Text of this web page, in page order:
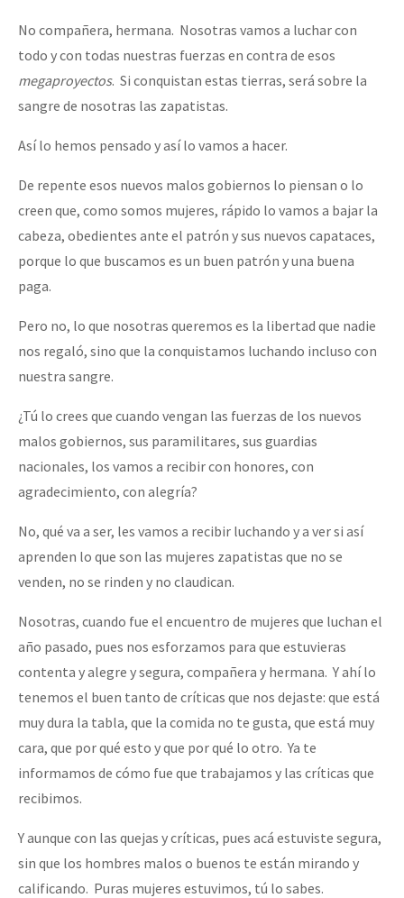
No compañera, hermana. Nosotras vamos a luchar con
todo y con todas nuestras fuerzas en contra de esos
megaproyectos. Si conquistan estas tierras, será sobre la
sangre de nosotras las zapatistas.
Así lo hemos pensado y así lo vamos a hacer.
De repente esos nuevos malos gobiernos lo piensan o lo
creen que, como somos mujeres, rápido lo vamos a bajar la
cabeza, obedientes ante el patrón y sus nuevos capataces,
porque lo que buscamos es un buen patrón y una buena
paga.
Pero no, lo que nosotras queremos es la libertad que nadie
nos regaló, sino que la conquistamos luchando incluso con
nuestra sangre.
¿Tú lo crees que cuando vengan las fuerzas de los nuevos
malos gobiernos, sus paramilitares, sus guardias
nacionales, los vamos a recibir con honores, con
agradecimiento, con alegría?
No, qué va a ser, les vamos a recibir luchando y a ver si así
aprenden lo que son las mujeres zapatistas que no se
venden, no se rinden y no claudican.
Nosotras, cuando fue el encuentro de mujeres que luchan el
año pasado, pues nos esforzamos para que estuvieras
contenta y alegre y segura, compañera y hermana. Y ahí lo
tenemos el buen tanto de críticas que nos dejaste: que está
muy dura la tabla, que la comida no te gusta, que está muy
cara, que por qué esto y que por qué lo otro. Ya te
informamos de cómo fue que trabajamos y las críticas que
recibimos.
Y aunque con las quejas y críticas, pues acá estuviste segura,
sin que los hombres malos o buenos te están mirando y
calificando. Puras mujeres estuvimos, tú lo sabes.